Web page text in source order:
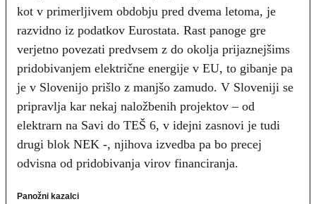
kot v primerljivem obdobju pred dvema letoma, je
razvidno iz podatkov Eurostata. Rast panoge gre
verjetno povezati predvsem z do okolja prijaznejšims
pridobivanjem električne energije v EU, to gibanje pa
je v Slovenijo prišlo z manjšo zamudo. V Sloveniji se
pripravlja kar nekaj naložbenih projektov – od
elektrarn na Savi do TEŠ 6, v idejni zasnovi je tudi
drugi blok NEK -, njihova izvedba pa bo precej
odvisna od pridobivanja virov financiranja.
Panožni kazalci